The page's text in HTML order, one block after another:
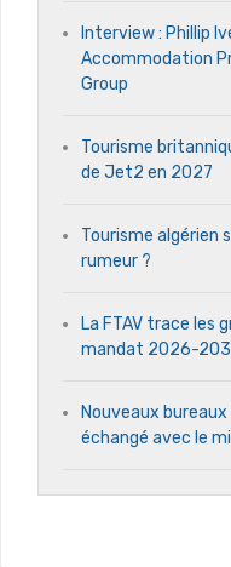
Interview : Phillip
Accommodation
Group
Tourisme
de Jet2 en 2027
Tourisme algérien
rumeur ?
La FTAV trace les
mandat 2026-
Nouveaux bureaux
échangé avec le